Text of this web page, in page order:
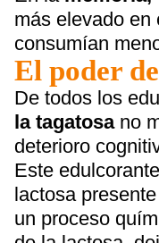
más elevado en
consumían
El poder
De todos los
la tagatosa no
deterioro
Este
lactosa
un proceso